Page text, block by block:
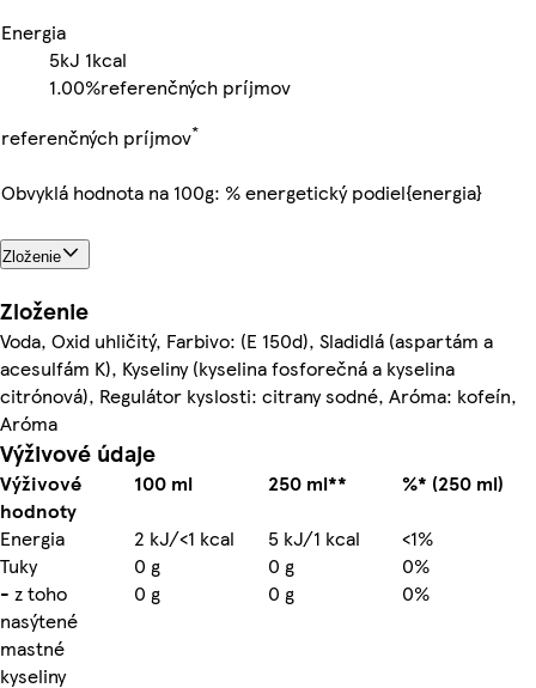
Energia
5kJ 1kcal
1.00%referenčných príjmov
referenčných príjmov*
Obvyklá hodnota na 100g: % energetický podiel{energia}
Zloženie
Zloženie
Voda, Oxid uhličitý, Farbivo: (E 150d), Sladidlá (aspartám a
acesulfám K), Kyseliny (kyselina fosforečná a kyselina
citrónová), Regulátor kyslosti: citrany sodné, Aróma: kofeín,
Aróma
Výživové údaje
Výživové
hodnoty
100 ml 250 ml**
%* (250 ml)
Energia
2 kJ/<1 kcal 5 kJ/1 kcal
<1%
Tuky
0 g 0 g
0%
- z toho
nasýtené
mastné
kyseliny
0 g 0 g 0%